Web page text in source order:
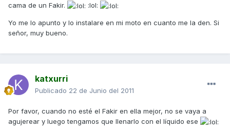
cama de un Fakir.
:lol:
Yo me lo apunto y lo instalare en mi moto en cuanto me la den. Si
señor, muy bueno.
katxurri
Publicado 22 de Junio del 2011
Por favor, cuando no esté el Fakir en ella mejor, no se vaya a
agujerear y luego tengamos que llenarlo con el líquido ese